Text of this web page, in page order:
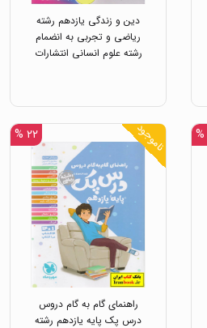
دین و زندگی یازدهم رشته
ریاضی و تجربی به انضمام
رشته علوم انسانی انتشارات
ناموجود ۲۲ %
راهنمای گام به گام دروس
درس پک پایه یازدهم رشته